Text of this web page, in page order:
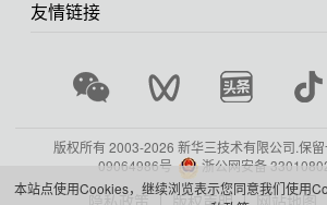
友情链接
版权所有 2003-2026 新华三技术有限公司.保
09064986号
浙公网安备
本站点使用Cookies，继续浏览表示您同意我们使用